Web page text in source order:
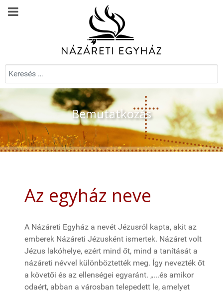
Keresés...
Bemutatkozás
Az egyház neve
A Názáreti Egyház a nevét Jézusról kapta, akit az
emberek Názáreti Jézusként ismertek. Názáret volt
Jézus lakóhelye, ezért mind őt, mind a tanítását a
názáreti névvel különböztették meg. Így nevezték őt
a követői és az ellenségei egyaránt. „...és amikor
odaért, abban a városban telepedett le, amelyet